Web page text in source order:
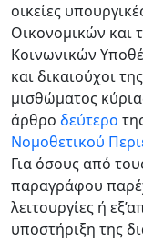
οικείες
Οικονομικών και
Κοινωνικών
και δικαιούχοι
μισθώματος
άρθρο δεύτερο
Νομοθετικού
Για όσους από
παραγράφου
λειτουργίες ή
υποστήριξη της